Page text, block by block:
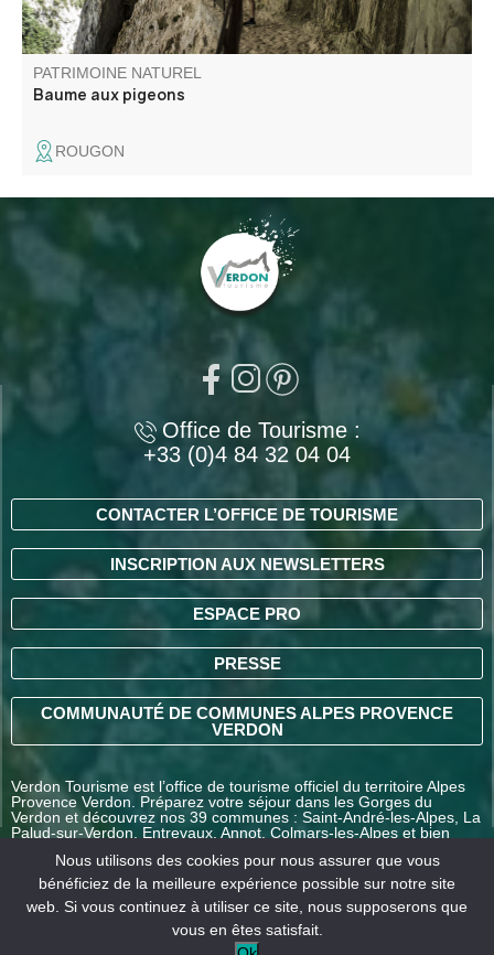
PATRIMOINE NATUREL
Baume aux pigeons
ROUGON
Office de Tourisme :
+33 (0)4 84 32 04 04
CONTACTER L’OFFICE DE TOURISME
INSCRIPTION AUX NEWSLETTERS
ESPACE PRO
PRESSE
COMMUNAUTÉ DE COMMUNES ALPES PROVENCE
VERDON
Verdon Tourisme est l’office de tourisme officiel du territoire Alpes
Provence Verdon. Préparez votre séjour dans les Gorges du
Verdon et découvrez nos 39 communes : Saint-André-les-Alpes, La
Palud-sur-Verdon, Entrevaux, Annot, Colmars-les-Alpes et bien
COMMENT VENIR ?
Nous utilisons des cookies pour nous assurer que vous
bénéficiez de la meilleure expérience possible sur notre site
web. Si vous continuez à utiliser ce site, nous supposerons que
vous en êtes satisfait.